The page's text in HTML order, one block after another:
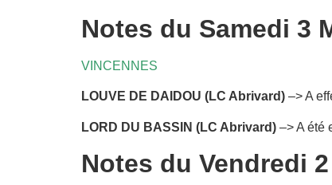
Notes du Samedi 3
VINCENNES
LOUVE DE DAIDOU (LC Abrivard) –> A
LORD DU BASSIN (LC Abrivard) –> A été
Notes du Vendredi